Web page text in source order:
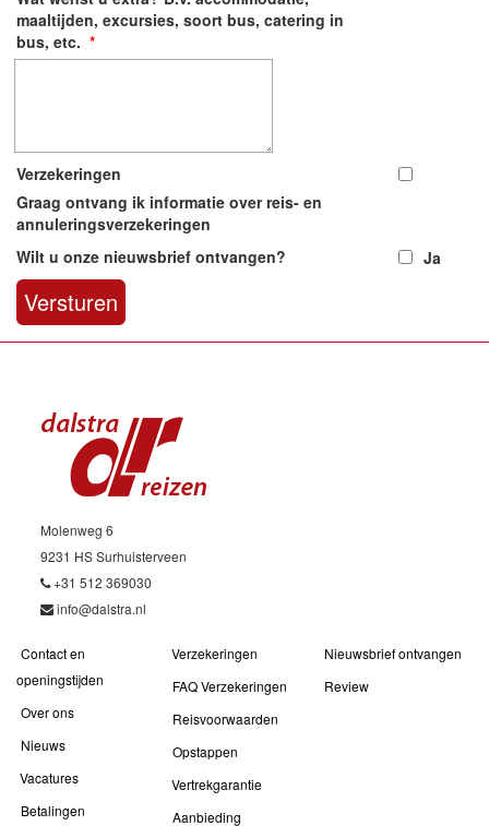
maaltijden, excursies, soort bus, catering in
bus, etc. *
Verzekeringen
Graag ontvang ik informatie over reis- en
annuleringsverzekeringen
Wilt u onze nieuwsbrief ontvangen?
Ja
Versturen
Molenweg 6
9231 HS Surhuisterveen
+31 512 369030
info@dalstra.nl
Contact en
openingstijden
Over ons
Nieuws
Vacatures
Betalingen
Verzekeringen
FAQ Verzekeringen
Reisvoorwaarden
Opstappen
Vertrekgarantie
Aanbieding
Nieuwsbrief ontvangen
Review